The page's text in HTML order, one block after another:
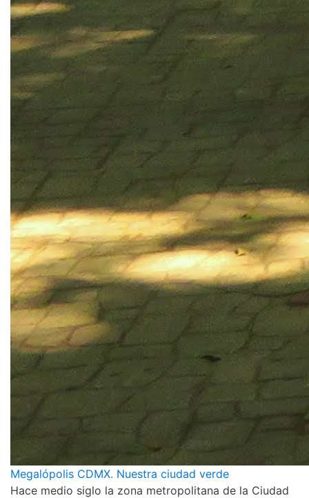
Megalópolis CDMX. Nuestra ciudad verde
Hace medio siglo la zona metropolitana de la Ciudad